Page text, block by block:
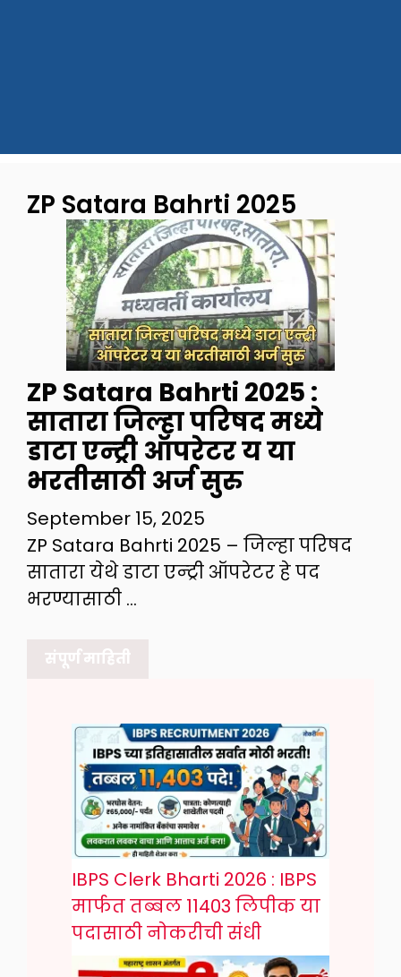
ZP Satara Bahrti 2025
ZP Satara Bahrti 2025 :
सातारा जिल्हा परिषद मध्ये
डाटा एन्ट्री ऑपरेटर य या
भरतीसाठी अर्ज सुरु
September 15, 2025
ZP Satara Bahrti 2025 – जिल्हा परिषद
सातारा येथे डाटा एन्ट्री ऑपरेटर हे पद
भरण्यासाठी …
संपूर्ण माहिती
IBPS Clerk Bharti 2026 : IBPS
मार्फत तब्बल 11403 लिपीक या
पदासाठी नोकरीची संधी